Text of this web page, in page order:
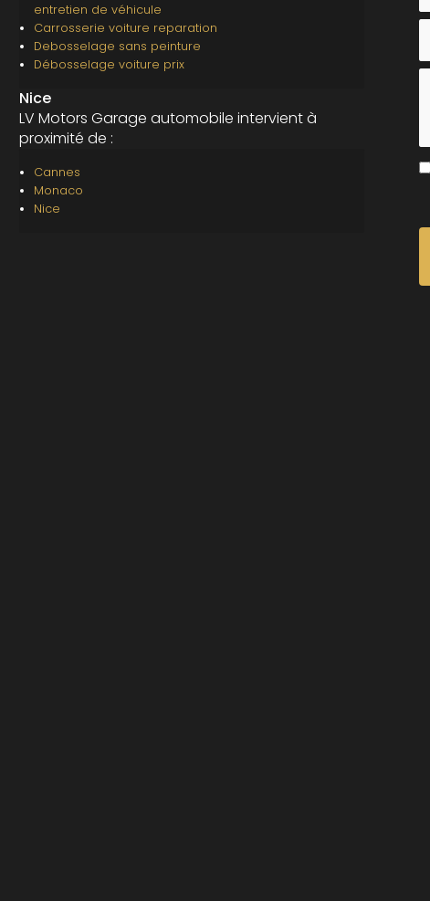
entretien de véhicule
Carrosserie voiture reparation
Debosselage sans peinture
Débosselage voiture prix
Nice
LV Motors Garage automobile intervient à
proximité de :
Cannes
Monaco
Nice